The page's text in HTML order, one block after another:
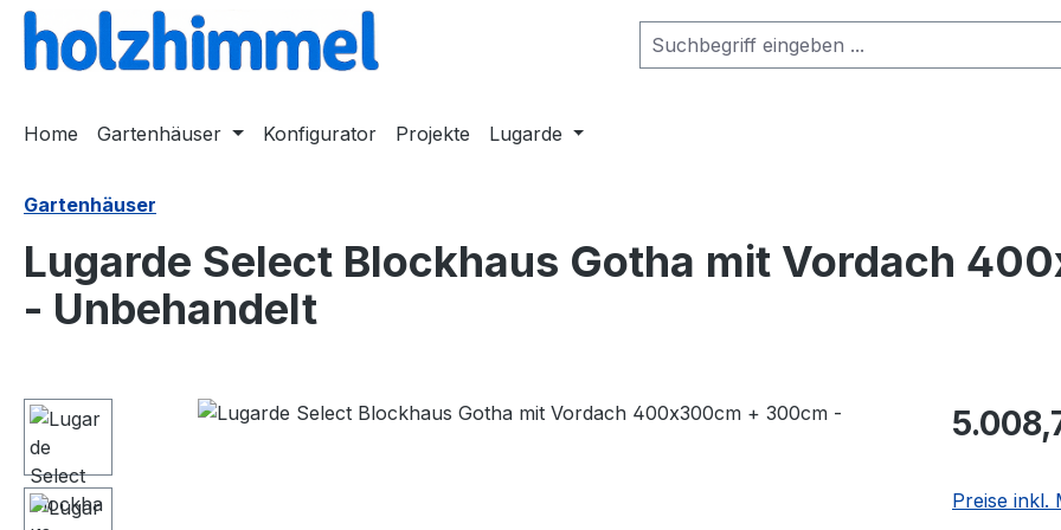
Zur Hauptnavigation springen
Home Gartenhäuser Konfigurator Projekte Lugarde
Gartenhäuser
Lugarde Select Blockhaus Gotha mit Vordach
- Unbehandelt
Bildergalerie überspringen
Preise inkl.